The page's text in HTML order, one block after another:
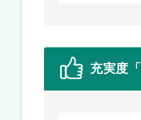
充実度